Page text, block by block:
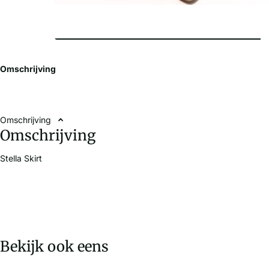
Omschrijving
Omschrijving
Omschrijving
Stella Skirt
Bekijk ook eens